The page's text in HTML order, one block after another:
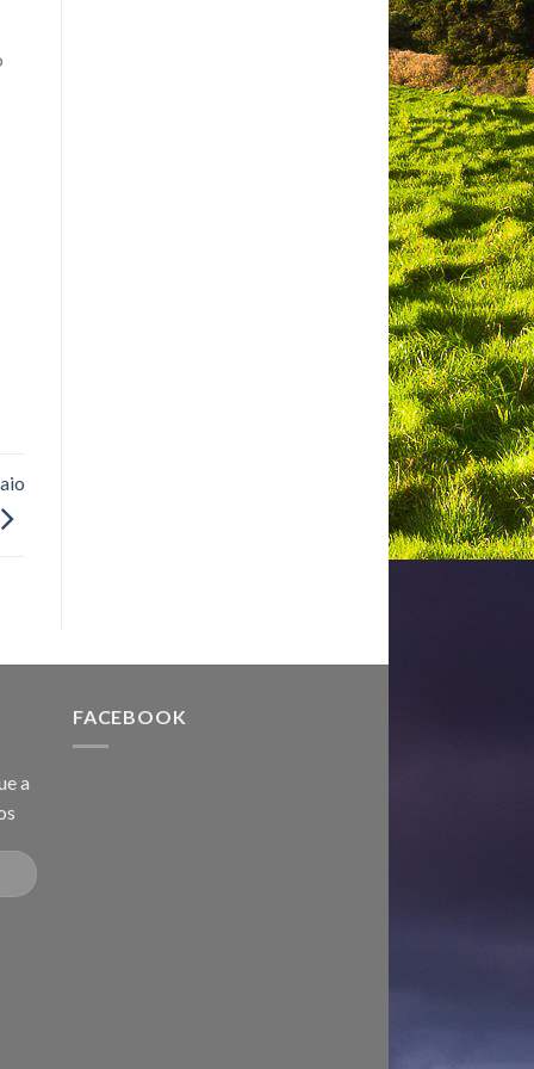
a
FACEBOOK